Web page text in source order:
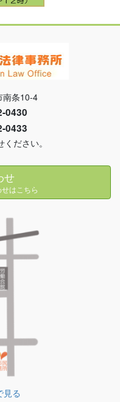
南条10-4
0430
0433
ださい。
せ
はこちら
見る